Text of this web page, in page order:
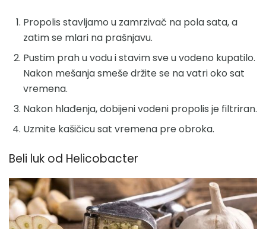
Propolis stavljamo u zamrzivač na pola sata, a
zatim se mlari na prašnjavu.
Pustim prah u vodu i stavim sve u vodeno kupatilo.
Nakon mešanja smeše držite se na vatri oko sat
vremena.
Nakon hlađenja, dobijeni vodeni propolis je filtriran.
Uzmite kašičicu sat vremena pre obroka.
Beli luk od Helicobacter